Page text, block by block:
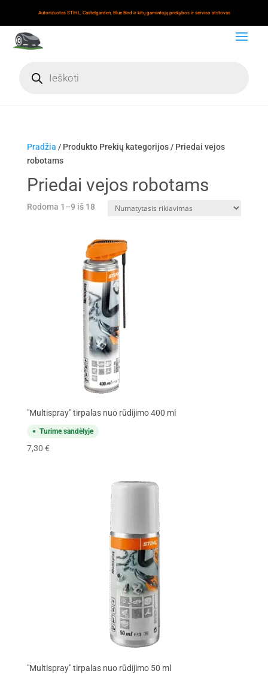
Autorizuotas STIHL, Castelgarden, Blue Bird ir kitų gamintojų prekybos ir serviso atstovas
search
Pradžia / Produkto Prekių kategorijos / Priedai vejos
robotams
Priedai vejos robotams
Rodoma 1–9 iš 18
"Multispray" tirpalas nuo rūdijimo 400 ml
Turime sandėlyje
7,30 €
"Multispray" tirpalas nuo rūdijimo 50 ml